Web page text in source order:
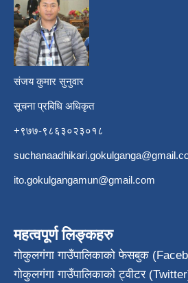
संजय कुमार सुनुवार
सूचना प्रबिधि अधिकृत
+९७७-९८६३०२३०१८
ito.gokulgangamun@gmail.com
महत्वपूर्ण लिङ्कहरु
गोकुलगंगा गाउँपालिकाको फेसबुक
गोकुलगंगा गाउँपालिकाको ट्वीटर